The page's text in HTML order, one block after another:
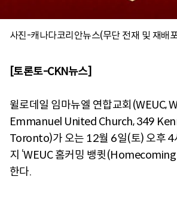
사진-캐나다코리안뉴스(무단 전재 및 재배
[토론토-CKN뉴스]
윌로데일 임마뉴엘 연합교회(WEUC,
Emmanuel United Church, 349
Toronto)가 오는 12월 6일(토) 오후 4
지 ‘WEUC 홈커밍 뱅큇
한다.